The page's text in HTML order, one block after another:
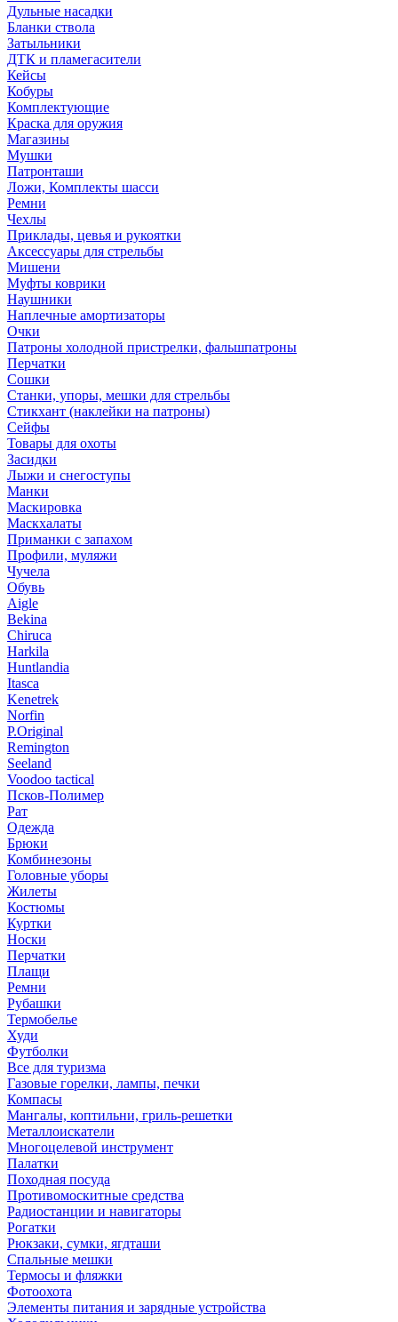
Дульные насадки
Бланки ствола
Затыльники
ДТК и пламегасители
Кейсы
Кобуры
Комплектующие
Краска для оружия
Магазины
Мушки
Патронташи
Ложи, Комплекты шасси
Ремни
Чехлы
Приклады, цевья и рукоятки
Аксессуары для стрельбы
Мишени
Муфты коврики
Наушники
Наплечные амортизаторы
Очки
Патроны холодной пристрелки, фальшпатроны
Перчатки
Сошки
Станки, упоры, мешки для стрельбы
Стикхант (наклейки на патроны)
Сейфы
Товары для охоты
Засидки
Лыжи и снегоступы
Манки
Маскировка
Маскхалаты
Приманки с запахом
Профили, муляжи
Чучела
Обувь
Aigle
Bekina
Chiruсa
Harkila
Huntlandia
Itasca
Kenetrek
Norfin
P.Original
Remington
Seeland
Voodoo tactical
Псков-Полимер
Рат
Одежда
Брюки
Комбинезоны
Головные уборы
Жилеты
Костюмы
Куртки
Носки
Перчатки
Плащи
Ремни
Рубашки
Термобелье
Худи
Футболки
Все для туризма
Газовые горелки, лампы, печки
Компасы
Мангалы, коптильни, гриль-решетки
Металлоискатели
Многоцелевой инструмент
Палатки
Походная посуда
Противомоскитные средства
Радиостанции и навигаторы
Рогатки
Рюкзаки, сумки, ягдташи
Спальные мешки
Термосы и фляжки
Фотоохота
Элементы питания и зарядные устройства